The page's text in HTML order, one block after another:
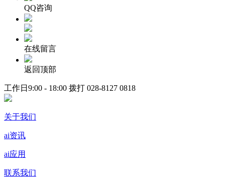
QQ咨询
在线留言
返回顶部
工作日9:00 - 18:00 拨打 028-8127 0818
关于我们
ai资讯
ai应用
联系我们